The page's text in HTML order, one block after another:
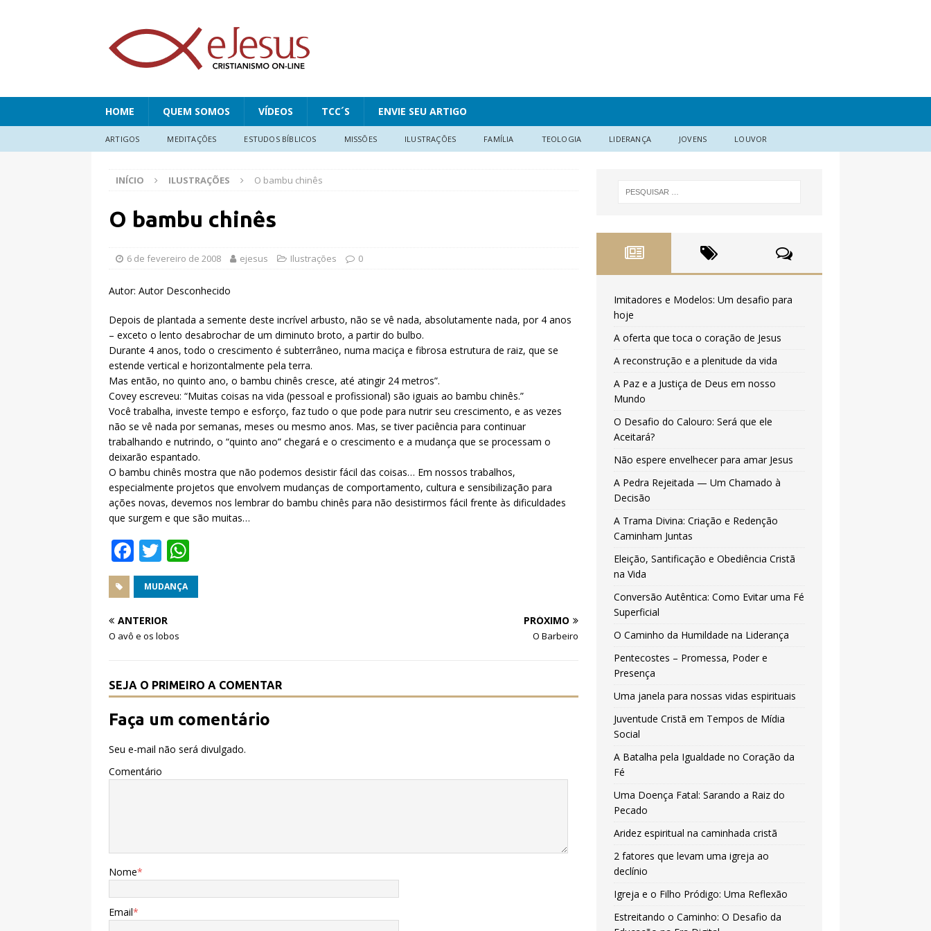
HOME QUEM SOMOS VÍDEOS TCC´S ENVIE SEU ARTIGO
ARTIGOS MEDITAÇÕES ESTUDOS BÍBLICOS MISSÕES ILUSTRAÇÕES FAMÍLIA TEOLOGIA LIDERANÇA JOVENS LOUVOR
INÍCIO ILUSTRAÇÕES O bambu chinês
O bambu chinês
6 de fevereiro de 2008 ejesus Ilustrações 0
Autor: Autor Desconhecido
Depois de plantada a semente deste incrível arbusto, não se vê nada, absolutamente nada, por 4 anos
– exceto o lento desabrochar de um diminuto broto, a partir do bulbo.
Durante 4 anos, todo o crescimento é subterrâneo, numa maciça e fibrosa estrutura de raiz, que se
estende vertical e horizontalmente pela terra.
Mas então, no quinto ano, o bambu chinês cresce, até atingir 24 metros”.
Covey escreveu: “Muitas coisas na vida (pessoal e profissional) são iguais ao bambu chinês.”
Você trabalha, investe tempo e esforço, faz tudo o que pode para nutrir seu crescimento, e as vezes
não se vê nada por semanas, meses ou mesmo anos. Mas, se tiver paciência para continuar
trabalhando e nutrindo, o “quinto ano” chegará e o crescimento e a mudança que se processam o
deixarão espantado.
O bambu chinês mostra que não podemos desistir fácil das coisas… Em nossos trabalhos,
especialmente projetos que envolvem mudanças de comportamento, cultura e sensibilização para
ações novas, devemos nos lembrar do bambu chinês para não desistirmos fácil frente às dificuldades
que surgem e que são muitas…
F
a
c
e
b
o
k
T
w
it
te
r
h
at
p
MUDANÇA
ANTERIOR
O avô e os lobos
PRÓXIMO
O Barbeiro
SEJA O PRIMEIRO A COMENTAR
Faça um comentário
Seu e-mail não será divulgado.
Comentário
Nome*
Email*
Imitadores e Modelos: Um desafio para
hoje
A oferta que toca o coração de Jesus
A reconstrução e a plenitude da vida
A Paz e a Justiça de Deus em nosso
Mundo
O Desafio do Calouro: Será que ele
Aceitará?
Não espere envelhecer para amar Jesus
A Pedra Rejeitada — Um Chamado à
Decisão
A Trama Divina: Criação e Redenção
Caminham Juntas
Eleição, Santificação e Obediência Cristã
na Vida
Conversão Autêntica: Como Evitar uma Fé
Superficial
O Caminho da Humildade na Liderança
Pentecostes – Promessa, Poder e
Presença
Uma janela para nossas vidas espirituais
Juventude Cristã em Tempos de Mídia
Social
A Batalha pela Igualdade no Coração da
Fé
Uma Doença Fatal: Sarando a Raiz do
Pecado
Aridez espiritual na caminhada cristã
2 fatores que levam uma igreja ao
declínio
Igreja e o Filho Pródigo: Uma Reflexão
Estreitando o Caminho: O Desafio da